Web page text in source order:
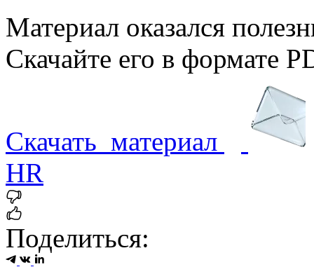
Материал оказался
Скачайте его в формате
Скачать материал
HR
Поделиться: